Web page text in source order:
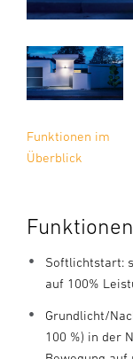
Funktionen im
Überblick
Softlichtstart:
auf 100%
Grundlicht/
100 %) in der